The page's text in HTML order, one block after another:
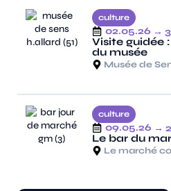
culture
02.05.26 →
Visite guidée
du musée
Musée de
culture
09.05.26 →
Le bar du
Le marché